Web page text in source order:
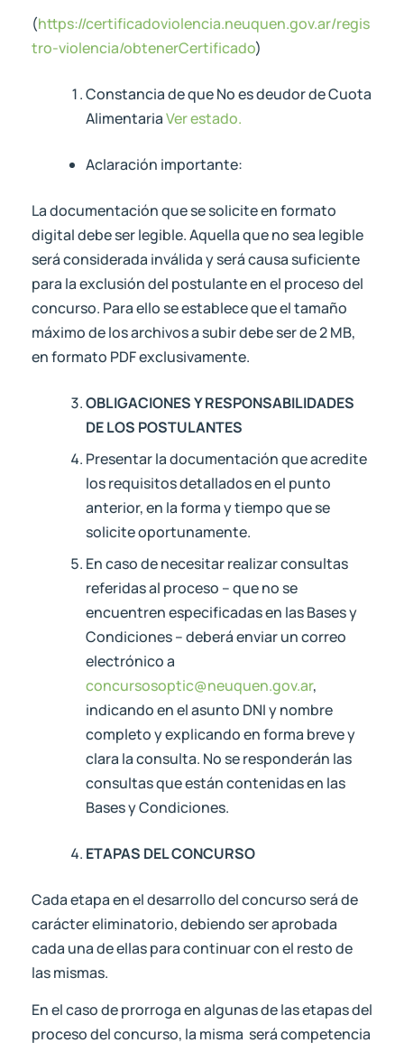
(https://certificadoviolencia.neuquen.gov.ar/regis
tro-violencia/obtenerCertificado)
Constancia de que No es deudor de Cuota
AlimentariaVer estado.
Aclaración importante:
La documentación que se solicite en formato
digital debe ser legible. Aquella que no sea legible
será considerada inválida y será causa suficiente
para la exclusión del postulante en el proceso del
concurso. Para ello se establece que el tamaño
máximo de los archivos a subir debe ser de 2 MB,
en formato PDF exclusivamente.
OBLIGACIONES Y RESPONSABILIDADES
DE LOS POSTULANTES
Presentar la documentación que acredite
los requisitos detallados en el punto
anterior, en la forma y tiempo que se
solicite oportunamente.
En caso de necesitar realizar consultas
referidas al proceso – que no se
encuentren especificadas en las Bases y
Condiciones – deberá enviar un correo
electrónico a
concursosoptic@neuquen.gov.ar,
indicando en el asunto DNI y nombre
completo y explicando en forma breve y
clara la consulta. No se responderán las
consultas que están contenidas en las
Bases y Condiciones.
ETAPAS DEL CONCURSO
Cada etapa en el desarrollo del concurso será de
carácter eliminatorio, debiendo ser aprobada
cada una de ellas para continuar con el resto de
las mismas.
En el caso de prorroga en algunas de las etapas del
proceso del concurso, la misma será competencia